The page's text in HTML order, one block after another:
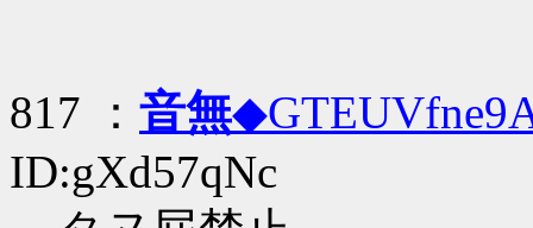
817 ： 音無
ID:gXd57qNc